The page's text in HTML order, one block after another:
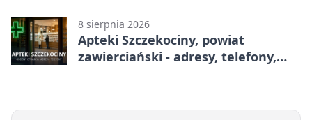
8 sierpnia 2026
Apteki Szczekociny, powiat
zawierciański - adresy, telefony,